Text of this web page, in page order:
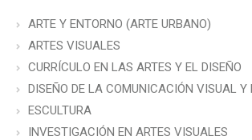
ARTE Y ENTORNO (ARTE URBANO)
ARTES VISUALES
CURRÍCULO EN LAS ARTES Y EL DISEÑO
DISEÑO DE LA COMUNICACIÓN VISUAL Y
ESCULTURA
INVESTIGACIÓN EN ARTES VISUALES